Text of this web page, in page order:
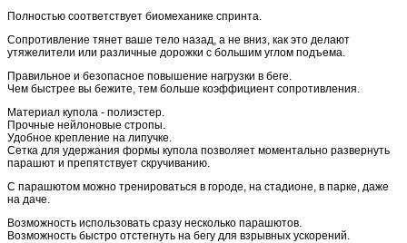
Полностью соответствует биомеханике спринта.
Сопротивление тянет ваше тело назад, а не вниз, как это делают
утяжелители или различные дорожки с большим углом подъема.
Правильное и безопасное повышение нагрузки в беге.
Чем быстрее вы бежите, тем больше коэффициент сопротивления.
Материал купола - полиэстер.
Прочные нейлоновые стропы.
Удобное крепление на липучке.
Сетка для удержания формы купола позволяет моментально развернуть
парашют и препятствует скручиванию.
С парашютом можно тренироваться в городе, на стадионе, в парке, даже
на даче.
Возможность использовать сразу несколько парашютов.
Возможность быстро отстегнуть на бегу для взрывных ускорений.